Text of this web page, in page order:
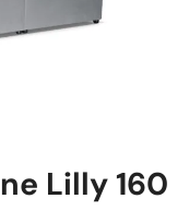
Lilly 160